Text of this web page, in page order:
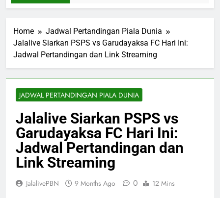
Home
Jadwal Pertandingan Piala Dunia
Jalalive Siarkan PSPS vs Garudayaksa FC Hari Ini:
Jadwal Pertandingan dan Link Streaming
JADWAL PERTANDINGAN PIALA DUNIA
Jalalive Siarkan PSPS vs
Garudayaksa FC Hari Ini:
Jadwal Pertandingan dan
Link Streaming
JalalivePBN 9 Months Ago 0 12 Mins